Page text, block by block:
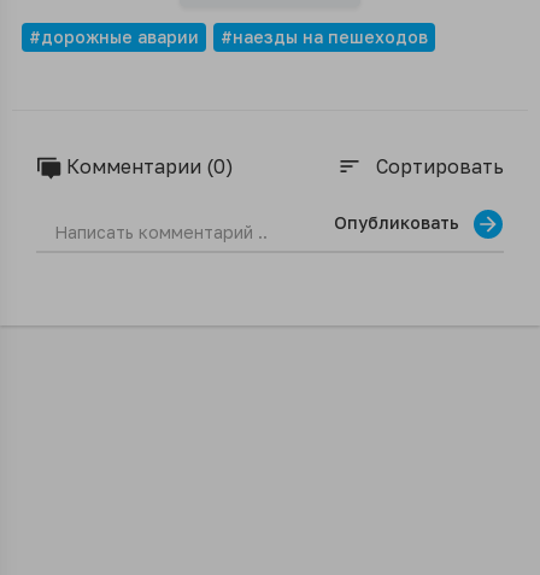
#дорожные аварии #наезды на пешеходов
Комментарии (0) sort Сортировать
Опубликовать